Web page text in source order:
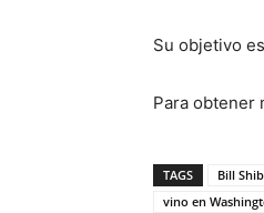
Su objetivo
Para obtener
TAGS Bill
vino en